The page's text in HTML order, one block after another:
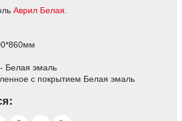
Аврил Белая
Белая эмаль
с покрытием Белая эмаль